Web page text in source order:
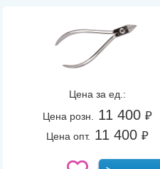
Цена за ед.:
Цена розн.
11 400 ₽
Цена опт. 11 400 ₽